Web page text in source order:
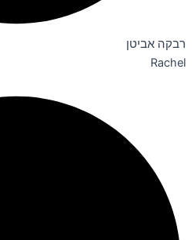
רבקה אביטן
Rachel